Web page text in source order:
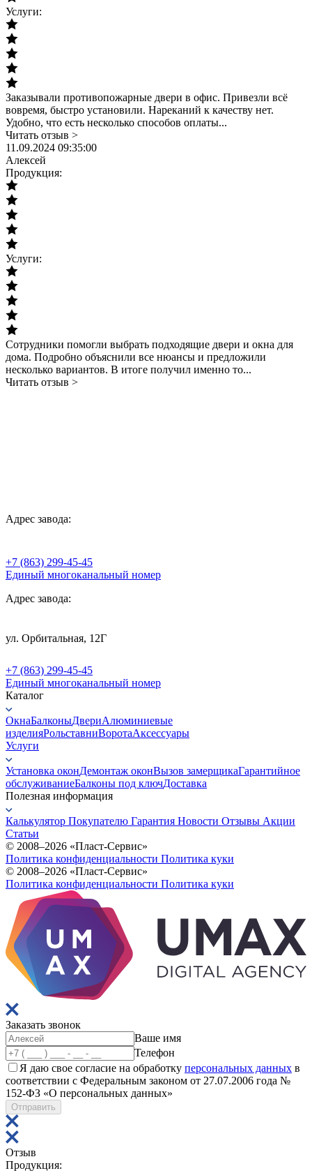
Услуги:
Заказывали противопожарные двери в офис. Привезли всё
вовремя, быстро установили. Нареканий к качеству нет.
Удобно, что есть несколько способов оплаты...
Читать отзыв >
11.09.2024 09:35:00
Алексей
Продукция:
Услуги:
Сотрудники помогли выбрать подходящие двери и окна для
дома. Подробно объяснили все нюансы и предложили
несколько вариантов. В итоге получил именно то...
Читать отзыв >
Адрес завода:
+7 (863) 299-45-45
Единый многоканальный номер
Адрес завода:
ул. Орбитальная, 12Г
+7 (863) 299-45-45
Единый многоканальный номер
Каталог
ОкнаБалконыДвериАлюминиевые
изделияРольставниВоротаАксессуары
Услуги
Установка оконДемонтаж оконВызов замерщикаГарантийное
обслуживаниеБалконы под ключДоставка
Полезная информация
Калькулятор Покупателю Гарантия Новости Отзывы Акции
Статьи
© 2008–2026 «Пласт-Сервис»
Политика конфиденциальности Политика куки
© 2008–2026 «Пласт-Сервис»
Политика конфиденциальности Политика куки
Заказать звонок
Ваше имя
Телефон
Я даю свое согласие на обработку персональных данных в
соответствии с Федеральным законом от 27.07.2006 года №
152-ФЗ «О персональных данных»
Отправить
Отзыв
Продукция: